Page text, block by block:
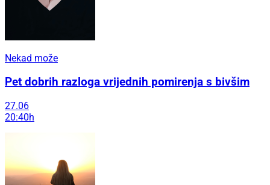
Nekad može
Pet dobrih razloga vrijednih pomirenja s bivšim
27.06
20:40h